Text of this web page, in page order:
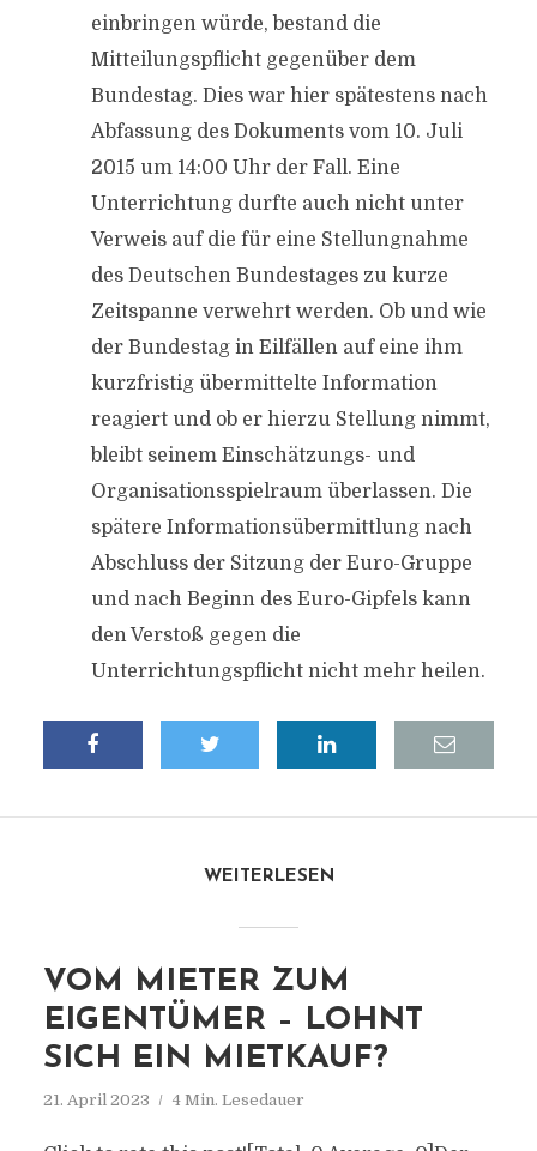
einbringen würde, bestand die
Mitteilungspflicht gegenüber dem
Bundestag. Dies war hier spätestens nach
Abfassung des Dokuments vom 10. Juli
2015 um 14:00 Uhr der Fall. Eine
Unterrichtung durfte auch nicht unter
Verweis auf die für eine Stellungnahme
des Deutschen Bundestages zu kurze
Zeitspanne verwehrt werden. Ob und wie
der Bundestag in Eilfällen auf eine ihm
kurzfristig übermittelte Information
reagiert und ob er hierzu Stellung nimmt,
bleibt seinem Einschätzungs- und
Organisationsspielraum überlassen. Die
spätere Informationsübermittlung nach
Abschluss der Sitzung der Euro-Gruppe
und nach Beginn des Euro-Gipfels kann
den Verstoß gegen die
Unterrichtungspflicht nicht mehr heilen.
WEITERLESEN
VOM MIETER ZUM
EIGENTÜMER – LOHNT
SICH EIN MIETKAUF?
21. April 2023 4 Min. Lesedauer